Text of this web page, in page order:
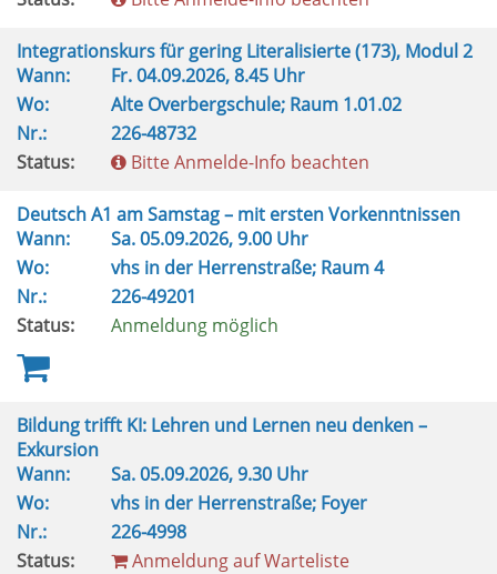
Integrationskurs für gering Literalisierte (173), Modul 2
Wann:
Fr.04.09.2026, 8.45 Uhr
Wo:
Alte Overbergschule; Raum 1.01.02
Nr.:
226-48732
Status:
Bitte Anmelde-Info beachten
Deutsch A1 am Samstag – mit ersten Vorkenntnissen
Wann:
Sa.05.09.2026, 9.00 Uhr
Wo:
vhs in der Herrenstraße; Raum 4
Nr.:
226-49201
Status:
Anmeldung möglich
Bildung trifft KI: Lehren und Lernen neu denken –
Exkursion
Wann:
Sa.05.09.2026, 9.30 Uhr
Wo:
vhs in der Herrenstraße; Foyer
Nr.:
226-4998
Status:
Anmeldung auf Warteliste